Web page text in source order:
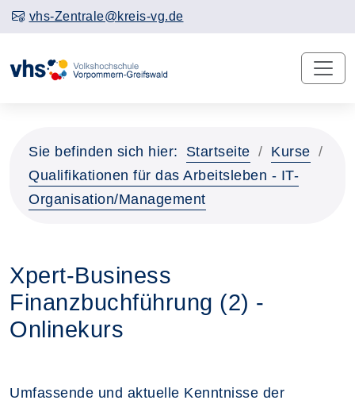
vhs-Zentrale@kreis-vg.de
Sie befinden sich hier: Startseite
Kurse
Qualifikationen für das Arbeitsleben - IT-
Organisation/Management
Xpert-Business
Finanzbuchführung (2) -
Onlinekurs
Umfassende und aktuelle Kenntnisse der